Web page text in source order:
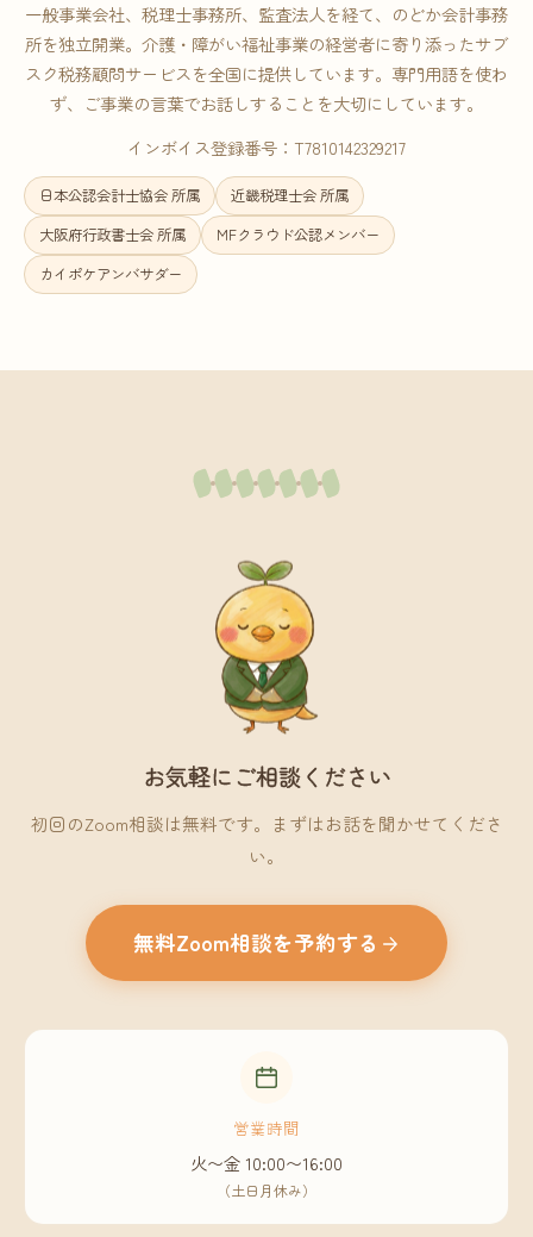
一般事業会社、税理士事務所、監査法人を経て、のどか会計事務
所を独立開業。介護・障がい福祉事業の経営者に寄り添ったサブ
スク税務顧問サービスを全国に提供しています。専門用語を使わ
ず、ご事業の言葉でお話しすることを大切にしています。
インボイス登録番号：T7810142329217
日本公認会計士協会 所属
近畿税理士会 所属
大阪府行政書士会 所属
MFクラウド公認メンバー
カイポケアンバサダー
お気軽にご相談ください
初回のZoom相談は無料です。まずはお話を聞かせてくださ
い。
無料Zoom相談を予約する
営業時間
火〜金 10:00〜16:00
（土日月休み）